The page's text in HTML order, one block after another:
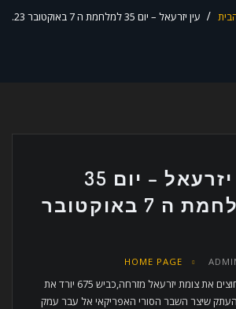
עין יזרעאל – יום 35 למלחמת ה 7 באוקטובר 23.
עין יזרעאל – יום 35
למלחמת ה 7 באוקטובר
HOME PAGE
כאשר חוצים את צומת יזרעאל מזרחה,כביש 675 יורד את
שיצר השבר הסורי האפריקאי אל עבר עמק